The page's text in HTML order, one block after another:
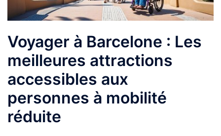
Voyager à Barcelone : Les
meilleures attractions
accessibles aux
personnes à mobilité
réduite